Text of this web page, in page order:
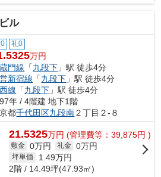
ル
礼0
万円
門線 「九段下 」駅 徒歩4分
新宿線 「九段下 」駅 徒歩4分
線 「九段下 」駅 徒歩4分
年 / 4階建 地下1階
都千代田区九段南２丁目２-８
21.5325万円 (管理費等：39,875円 )
敷金 0万円 礼金 0万円
坪単価 1.49万円
2階 / 14.49坪(47.93㎡)